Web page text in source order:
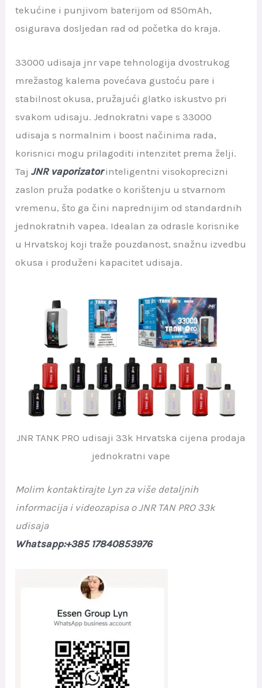
tekućine i punjivom baterijom od 850mAh,
osigurava dosljedan rad od početka do kraja.
33000 udisaja jnr vape tehnologija dvostrukog
mrežastog kalema povećava gustoću pare i
stabilnost okusa, pružajući glatko iskustvo pri
svakom udisaju. Jednokratni vape s 33000
udisaja s normalnim i boost načinima rada,
korisnici mogu prilagoditi intenzitet prema želji.
TajJNR vaporizator inteligentni visokoprecizni
zaslon pruža podatke o korištenju u stvarnom
vremenu, što ga čini naprednijim od standardnih
jednokratnih vapea. Idealan za odrasle korisnike
u Hrvatskoj koji traže pouzdanost, snažnu izvedbu
okusa i produženi kapacitet udisaja.
JNR TANK PRO udisaji 33k Hrvatska cijena prodaja
jednokratni vape
Molim kontaktirajte Lyn za više detaljnih
informacija i videozapisa o JNR TAN PRO 33k
udisaja
Whatsapp:+385 17840853976